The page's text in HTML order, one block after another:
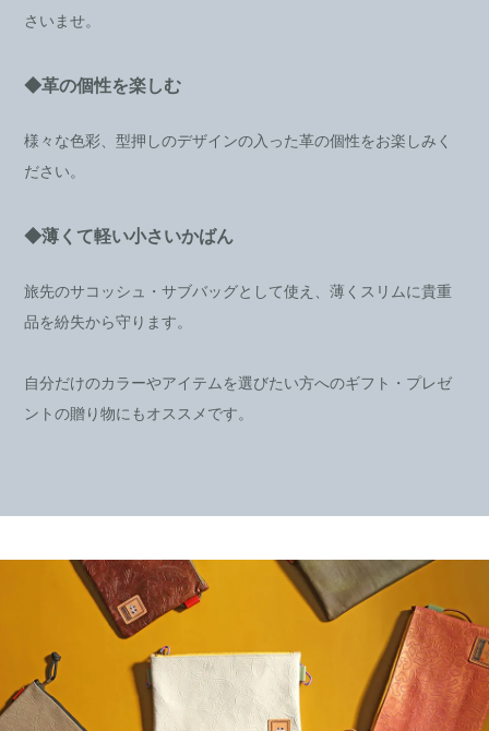
さいませ。
◆革の個性を楽しむ
様々な色彩、型押しのデザインの入った革の個性をお楽しみく
ださい。
◆薄くて軽い小さいかばん
旅先のサコッシュ・サブバッグとして使え、薄くスリムに貴重
品を紛失から守ります。
自分だけのカラーやアイテムを選びたい方へのギフト・プレゼ
ントの贈り物にもオススメです。